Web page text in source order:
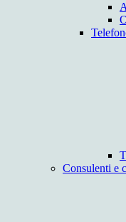
Consulenti e